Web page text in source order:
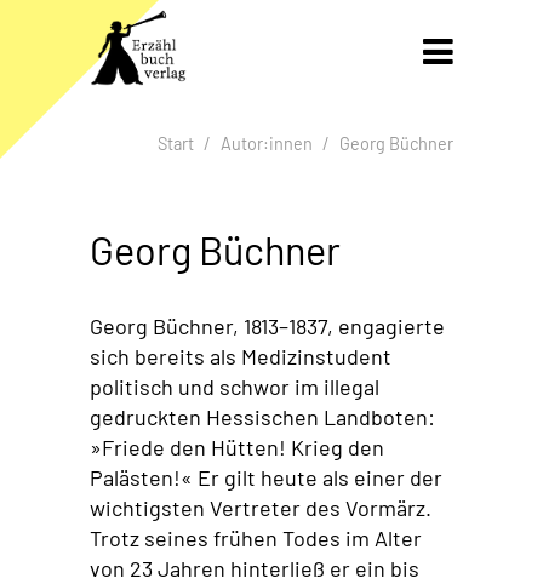
Gleich zum Inhalt der Seite springen

Brotkrumen-Navigation überspringen
Start Autor:innen Georg Büchner
Georg Büchner
Georg Büchner, 1813–1837, engagierte
sich bereits als Medizinstudent
politisch und schwor im illegal
gedruckten Hessischen Landboten:
»Friede den Hütten! Krieg den
Palästen!« Er gilt heute als einer der
wichtigsten Vertreter des Vormärz.
Trotz seines frühen Todes im Alter
von 23 Jahren hinterließ er ein bis